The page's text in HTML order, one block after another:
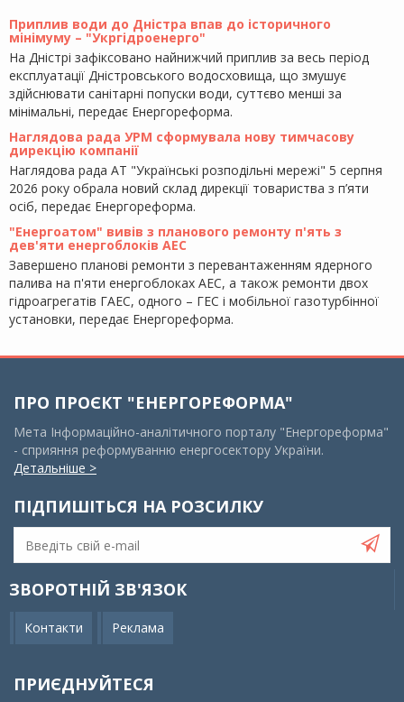
Приплив води до Дністра впав до історичного
мінімуму – "Укргідроенерго"
На Дністрі зафіксовано найнижчий приплив за весь період
експлуатації Дністровського водосховища, що змушує
здійснювати санітарні попуски води, суттєво менші за
мінімальні, передає Енергореформа.
Наглядова рада УРМ сформувала нову тимчасову
дирекцію компанії
Наглядова рада АТ "Українські розподільні мережі" 5 серпня
2026 року обрала новий склад дирекції товариства з п’яти
осіб, передає Енергореформа.
"Енергоатом" вивів з планового ремонту п'ять з
дев'яти енергоблоків АЕС
Завершено планові ремонти з перевантаженням ядерного
палива на п'яти енергоблоках АЕС, а також ремонти двох
гідроагрегатів ГАЕС, одного – ГЕС і мобільної газотурбінної
установки, передає Енергореформа.
ПРО ПРОЄКТ "ЕНЕРГОРЕФОРМА"
Мета Інформаційно-аналітичного порталу "Енергореформа"
- сприяння реформуванню енергосектору України.
Детальніше >
ПІДПИШІТЬСЯ НА РОЗСИЛКУ
ЗВОРОТНІЙ ЗВ'ЯЗОК
Контакти Реклама
ПРИЄДНУЙТЕСЯ